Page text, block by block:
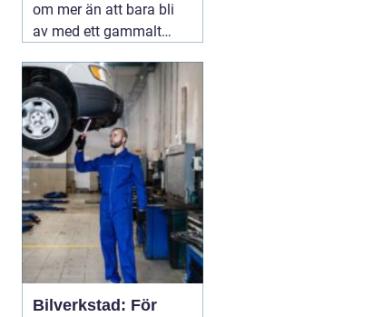
om mer än att bara bli
av med ett gammalt
skrotning frigör plats,
minskar miljöpåverkan
och gör att värdefulla
resurser kan användas
igen. För den som söker
09 juli 2026
Bilverkstad: För